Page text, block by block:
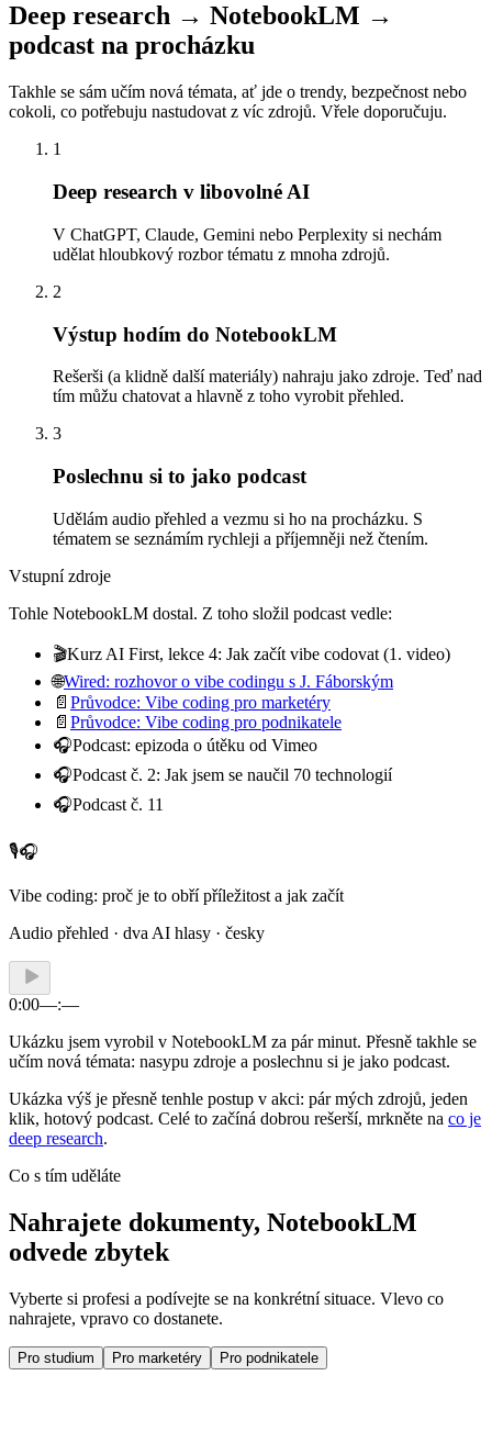
Deep research → NotebookLM →
podcast na procházku
Takhle se sám učím nová témata, ať jde o trendy, bezpečnost nebo
cokoli, co potřebuju nastudovat z víc zdrojů. Vřele doporučuju.
1
Deep research v libovolné AI
V ChatGPT, Claude, Gemini nebo Perplexity si nechám
udělat hloubkový rozbor tématu z mnoha zdrojů.
2
Výstup hodím do NotebookLM
Rešerši (a klidně další materiály) nahraju jako zdroje. Teď nad
tím můžu chatovat a hlavně z toho vyrobit přehled.
3
Poslechnu si to jako podcast
Udělám audio přehled a vezmu si ho na procházku. S
tématem se seznámím rychleji a příjemněji než čtením.
Vstupní zdroje
Tohle NotebookLM dostal. Z toho složil podcast vedle:
🎬Kurz AI First, lekce 4: Jak začít vibe codovat (1. video)
🌐Wired: rozhovor o vibe codingu s J. Fáborským
📄 Průvodce: Vibe coding pro marketéry
📄 Průvodce: Vibe coding pro podnikatele
🎧Podcast: epizoda o útěku od Vimeo
🎧Podcast č. 2: Jak jsem se naučil 70 technologií
🎧Podcast č. 11
🎙️🎧
Vibe coding: proč je to obří příležitost a jak začít
Audio přehled · dva AI hlasy · česky
0:00––:––
Ukázku jsem vyrobil v NotebookLM za pár minut. Přesně takhle se
učím nová témata: nasypu zdroje a poslechnu si je jako podcast.
Ukázka výš je přesně tenhle postup v akci: pár mých zdrojů, jeden
klik, hotový podcast. Celé to začíná dobrou rešerší, mrkněte na co je
deep research.
Co s tím uděláte
Nahrajete dokumenty, NotebookLM
odvede zbytek
Vyberte si profesi a podívejte se na konkrétní situace. Vlevo co
nahrajete, vpravo co dostanete.
Pro studium Pro marketéry Pro podnikatele